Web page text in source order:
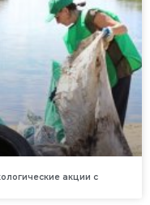
акции с